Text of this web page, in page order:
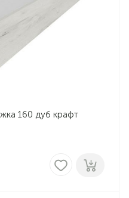
160 дуб крафт